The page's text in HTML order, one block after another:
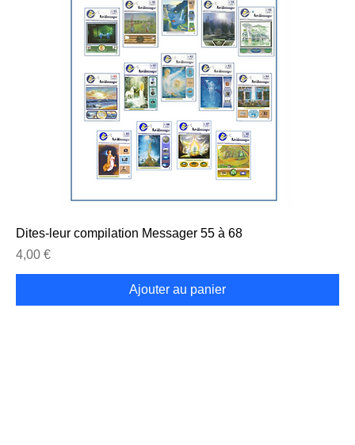
Dites-leur compilation Messager 55 à 68
Prix
4,00 €
Ajouter au panier